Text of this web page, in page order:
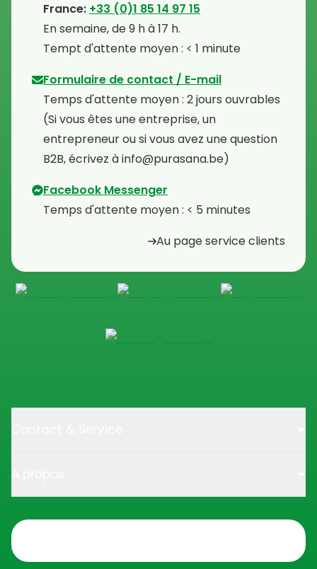
⁠France: +33 (0)1 85 14 97 15
⁠En semaine, de 9 h à 17 h.
⁠Tempt d'attente moyen : < 1 minute
Formulaire de contact / E-mail
Temps d'attente moyen : 2 jours ouvrables
⁠(Si vous êtes une entreprise, un
entrepreneur ou si vous avez une question
B2B, écrivez à info@purasana.be)
Facebook Messenger
Temps d'attente moyen : < 5 minutes
Au page service clients